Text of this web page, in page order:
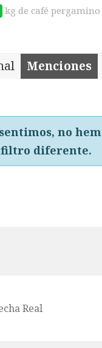
kg de café pergamino
Menciones
no
diferente.
Real